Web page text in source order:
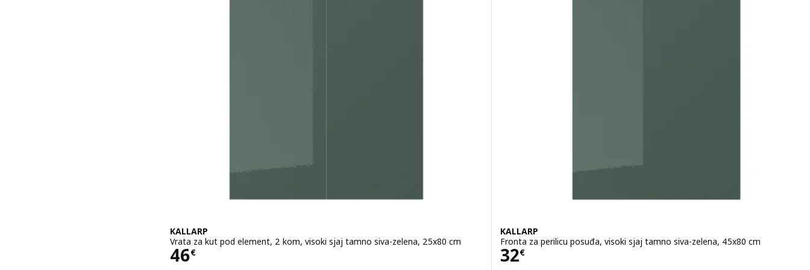
KALLARP
Vrata za kut pod element, 2 kom, visoki sjaj tamno siva-zelena, 25x80 cm
46€
Cijena 46€
KALLARP
Fronta za perilicu posuđa, visoki sjaj tamno siva-zelena, 45x80 cm
32€
Cijena 32€